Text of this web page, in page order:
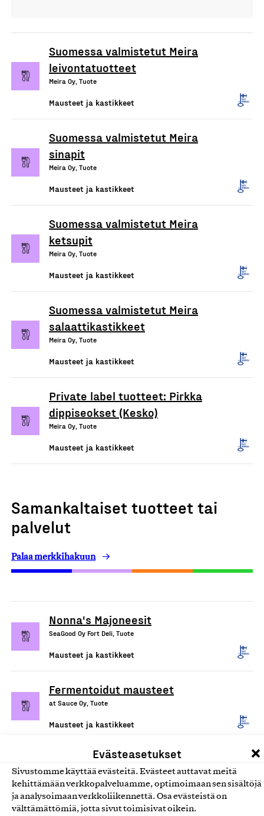
Evästeasetukset
Sivustomme käyttää evästeitä. Evästeet auttavat meitä
kehittämään verkkopalveluamme, optimoimaan sen sisältöjä
ja analysoimaan verkkoliikennettä. Osa evästeistä on
välttämättömiä, jotta sivut toimisivat oikein.
Suomessa valmistetut Meira
leivontatuotteet
Meira Oy, Tuote
Mausteet ja kastikkeet
Suomessa valmistetut Meira
sinapit
Meira Oy, Tuote
Mausteet ja kastikkeet
Suomessa valmistetut Meira
ketsupit
Meira Oy, Tuote
Mausteet ja kastikkeet
Suomessa valmistetut Meira
salaattikastikkeet
Meira Oy, Tuote
Mausteet ja kastikkeet
Private label tuotteet: Pirkka
dippiseokset (Kesko)
Meira Oy, Tuote
Mausteet ja kastikkeet
Samankaltaiset tuotteet tai
palvelut
Palaa merkkihakuun
Nonna's Majoneesit
SeaGood Oy Fort Deli, Tuote
Mausteet ja kastikkeet
Fermentoidut mausteet
at Sauce Oy, Tuote
Mausteet ja kastikkeet
Suomessa valmistetut
kuivamausteseokset, kastike-
ja dippiainekset
Aromitehdas Oy, Tuote